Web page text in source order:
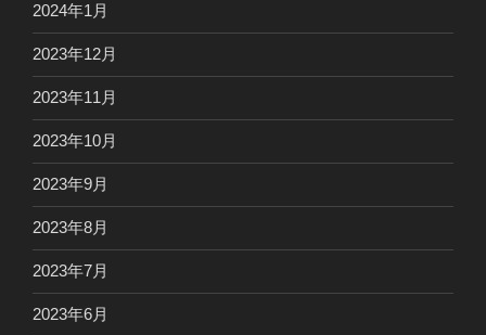
2024年1月
2023年12月
2023年11月
2023年10月
2023年9月
2023年8月
2023年7月
2023年6月